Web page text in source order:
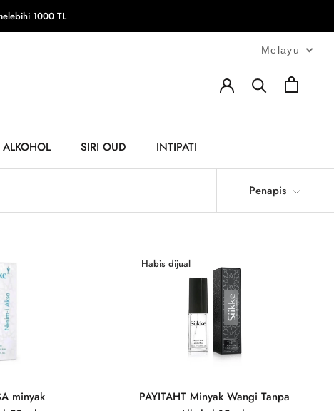
1000 TL
SIRI OUD
INTIPATI
Penapis
minyak
Habis dijual
PAYITAHT Minyak Wangi Tanpa
Melayu